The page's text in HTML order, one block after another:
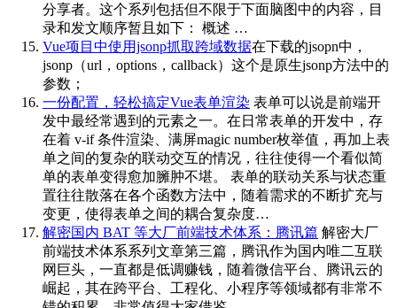
分享者。这个系列包括但不限于下面脑图中的内容，目
录和发文顺序暂且如下： 概述 …
Vue项目中使用jsonp抓取跨域数据在下载的jsopn中，
jsonp（url，options，callback）这个是原生jsonp方法中的
参数；
一份配置，轻松搞定Vue表单渲染 表单可以说是前端开
发中最经常遇到的元素之一。在日常表单的开发中，存
在着 v-if 条件渲染、满屏magic number枚举值，再加上表
单之间的复杂的联动交互的情况，往往使得一个看似简
单的表单变得愈加臃肿不堪。 表单的联动关系与状态重
置往往散落在各个函数方法中，随着需求的不断扩充与
变更，使得表单之间的耦合复杂度…
解密国内 BAT 等大厂前端技术体系：腾讯篇 解密大厂
前端技术体系系列文章第三篇，腾讯作为国内唯二互联
网巨头，一直都是低调赚钱，随着微信平台、腾讯云的
崛起，其在跨平台、工程化、小程序等领域都有非常不